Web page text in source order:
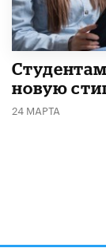
новую
24 МАРТА